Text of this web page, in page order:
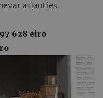
atļauties.
628 eiro